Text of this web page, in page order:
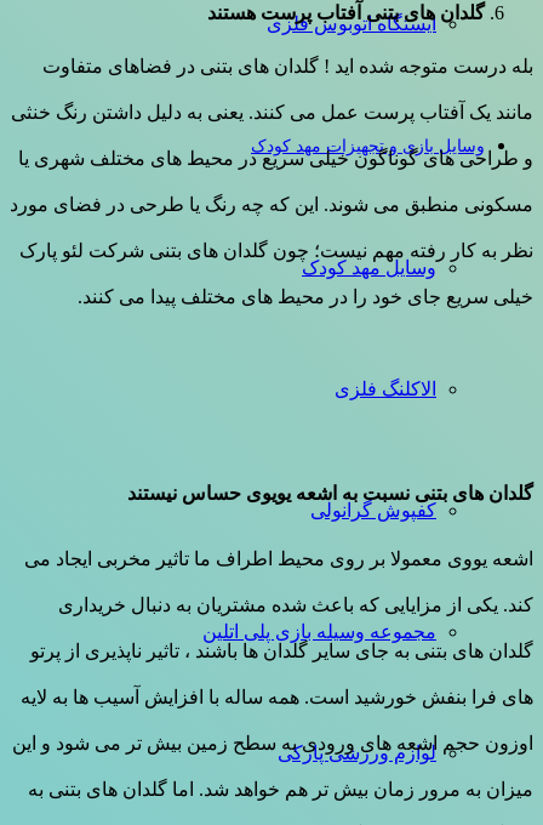
ایستگاه اتوبوس فلزی
وسایل بازی و تجهیزات مهد کودک
وسایل مهد کودک
الاکلنگ فلزی
کفپوش گرانولی
مجموعه وسیله بازی پلی اتلین
لوازم ورزشی پارکی
گلدان های بتنی آفتاب پرست هستند
بله درست متوجه شده اید ! گلدان های بتنی در فضاهای متفاوت
مانند یک آفتاب پرست عمل می کنند. یعنی به دلیل داشتن رنگ خنثی
و طراحی های گوناگون خیلی سریع در محیط های مختلف شهری یا
مسکونی منطبق می شوند. این که چه رنگ یا طرحی در فضای مورد
نظر به کار رفته مهم نیست؛ چون گلدان های بتنی شرکت لئو پارک
خیلی سریع جای خود را در محیط های مختلف پیدا می کنند.
گلدان های بتنی نسبت به اشعه یویوی حساس نیستند
اشعه یووی معمولا بر روی محیط اطراف ما تاثیر مخربی ایجاد می
کند. یکی از مزایایی که باعث شده مشتریان به دنبال خریداری
گلدان های بتنی به جای سایر گلدان ها باشند ، تاثیر ناپذیری از پرتو
های فرا بنفش خورشید است. همه ساله با افزایش آسیب ها به لایه
اوزون حجم اشعه های ورودی به سطح زمین بیش تر می شود و این
میزان به مرور زمان بیش تر هم خواهد شد. اما گلدان های بتنی به